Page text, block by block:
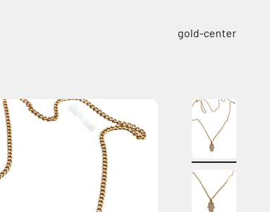
gold-center